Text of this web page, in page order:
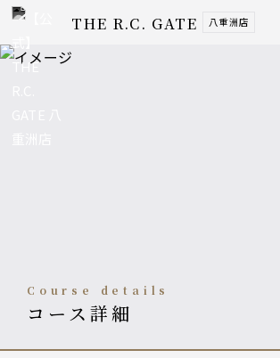
THE R.C. GATE 八重洲店
course details
コース詳細